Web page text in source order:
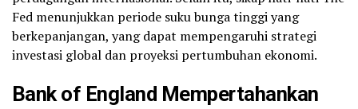
Fed menunjukkan periode suku bunga tinggi yang
berkepanjangan, yang dapat mempengaruhi strategi
investasi global dan proyeksi pertumbuhan ekonomi.
Bank of England Mempertahankan